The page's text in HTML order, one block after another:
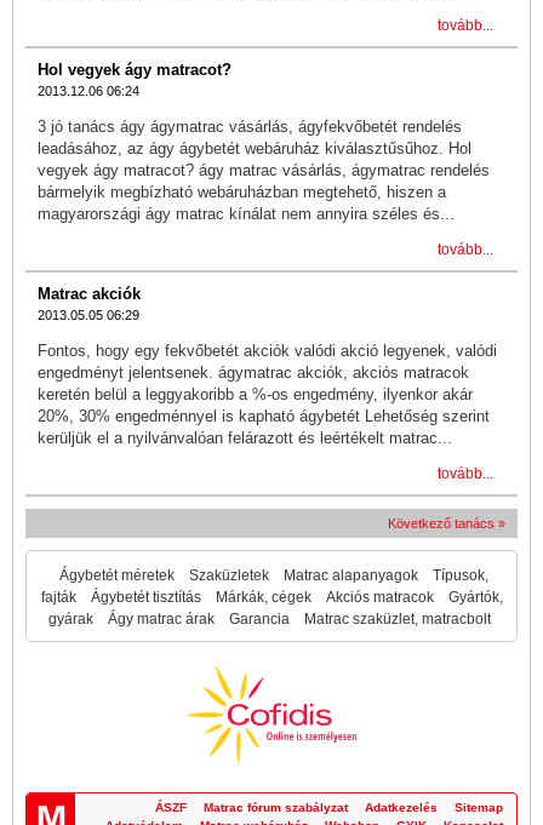
tovább...
Hol vegyek ágy matracot?
2013.12.06 06:24
3 jó tanács ágy ágymatrac vásárlás, ágyfekvőbetét rendelés
leadásához, az ágy ágybetét webáruház kiválasztűsűhoz. Hol
vegyek ágy matracot? ágy matrac vásárlás, ágymatrac rendelés
bármelyik megbízható webáruházban megtehető, hiszen a
magyarországi ágy matrac kínálat nem annyira széles és...
tovább...
Matrac akciók
2013.05.05 06:29
Fontos, hogy egy fekvőbetét akciók valódi akció legyenek, valódi
engedményt jelentsenek. ágymatrac akciók, akciós matracok
keretén belül a leggyakoribb a %-os engedmény, ilyenkor akár
20%, 30% engedménnyel is kapható ágybetét Lehetőség szerint
kerüljük el a nyilvánvalóan felárazott és leértékelt matrac...
tovább...
Következő tanács »
Ágybetét méretek Szaküzletek Matrac alapanyagok
Típusok,
fajták
Ágybetét tisztítás Márkák, cégek Akciós matracok
Gyártók,
gyárak
Ágy matrac árak Garancia Matrac szaküzlet, matracbolt
ÁSZF Matrac fórum szabályzat Adatkezelés
Sitemap